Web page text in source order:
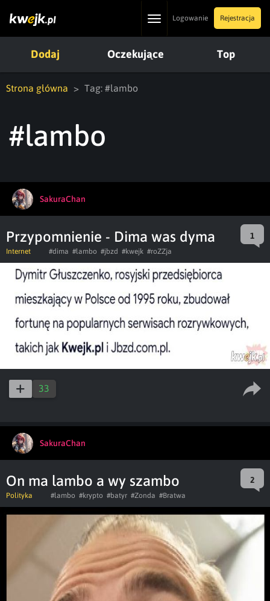
ToggleLogowanie Rejestracja
Dodaj Oczekujące Top
Strona główna Tag: #lambo
#lambo
SakuraChan
Przypomnienie - Dima was dyma 1
Internet #dima #lambo #jbzd #kwejk #roZZja
33
SakuraChan
On ma lambo a wy szambo 2
Polityka #lambo #krypto #batyr #Zonda #Bratwa